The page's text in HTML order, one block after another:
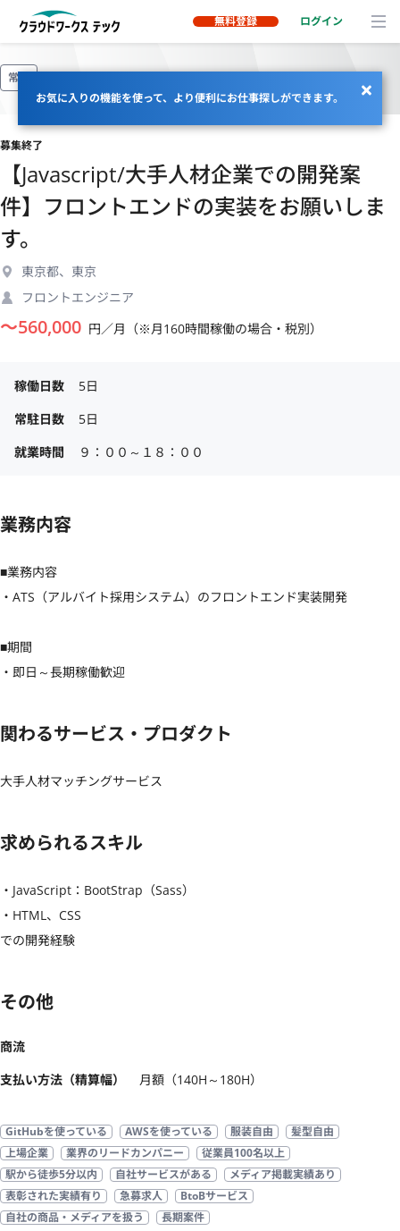
無料登録 ログイン
お気に入りの機能を使って、より便利にお仕事探しができます。
常駐
募集終了
【Javascript/大手人材企業での開発案
件】フロントエンドの実装をお願いしま
す。
東京都、東京
フロントエンジニア
〜560,000 円／月（※月160時間稼働の場合・税別）
稼働日数
5日
常駐日数
5日
就業時間
９：００～１８：００
業務内容
■業務内容
・ATS（アルバイト採用システム）のフロントエンド実装開発
■期間
・即日～長期稼働歓迎
関わるサービス・プロダクト
大手人材マッチングサービス
求められるスキル
・JavaScript：BootStrap（Sass）
・HTML、CSS
での開発経験
その他
商流
支払い方法（精算幅）
月額（140H～180H）
GitHubを使っている AWSを使っている 服装自由
髪型自由
上場企業
業界のリードカンパニー
従業員100名以上
駅から徒歩5分以内
自社サービスがある
メディア掲載実績あり
表彰された実績有り
急募求人
BtoBサービス
自社の商品・メディアを扱う
長期案件